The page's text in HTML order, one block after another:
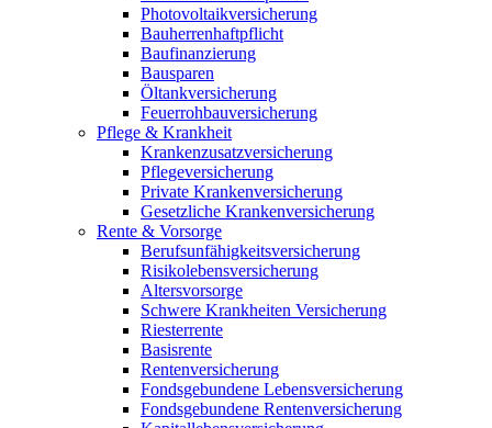
Photovoltaikversicherung
Bauherrenhaftpflicht
Baufinanzierung
Bausparen
Öltankversicherung
Feuerrohbauversicherung
Pflege & Krankheit
Krankenzusatzversicherung
Pflegeversicherung
Private Krankenversicherung
Gesetzliche Krankenversicherung
Rente & Vorsorge
Berufs­unfähigkeitsversicherung
Risikolebensversicherung
Altersvorsorge
Schwere Krankheiten Versicherung
Riesterrente
Basisrente
Rentenversicherung
Fondsgebundene Lebensversicherung
Fondsgebundene Rentenversicherung